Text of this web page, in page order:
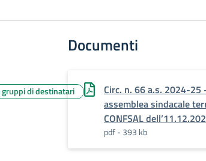
Documenti
Circ. n. 66 a.s. 2024-25
assemblea sindacale
CONFSAL
pdf - 393 kb
di destinatari